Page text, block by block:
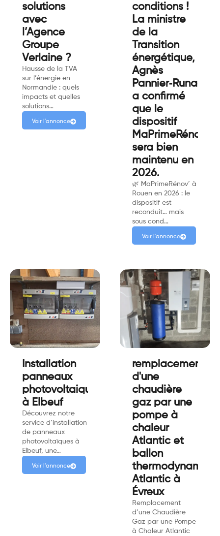
solutions
avec
l’Agence
Groupe
Verlaine ?
Hausse de la TVA
sur l’énergie en
Normandie : quels
impacts et quelles
solutions…
Voir l'annonce
conditions !
La ministre
de la
Transition
énergétique,
Agnès
a confirmé
que le
dispositif
MaPrimeRénov’
sera bien
maintenu en
2026.
🌿 MaPrimeRénov’ à
Rouen en 2026 : le
dispositif est
reconduit… mais
sous cond…
Voir l'annonce
Installation
panneaux
photovoltaiques
à Elbeuf
Découvrez notre
service d’installation
de panneaux
photovoltaïques à
Elbeuf, une…
Voir l'annonce
remplacement
d'une
chaudière
gaz par une
pompe à
chaleur
Atlantic et
ballon
Atlantic à
Évreux
Remplacement
d’une Chaudière
Gaz par une Pompe
à Chaleur Atlantic